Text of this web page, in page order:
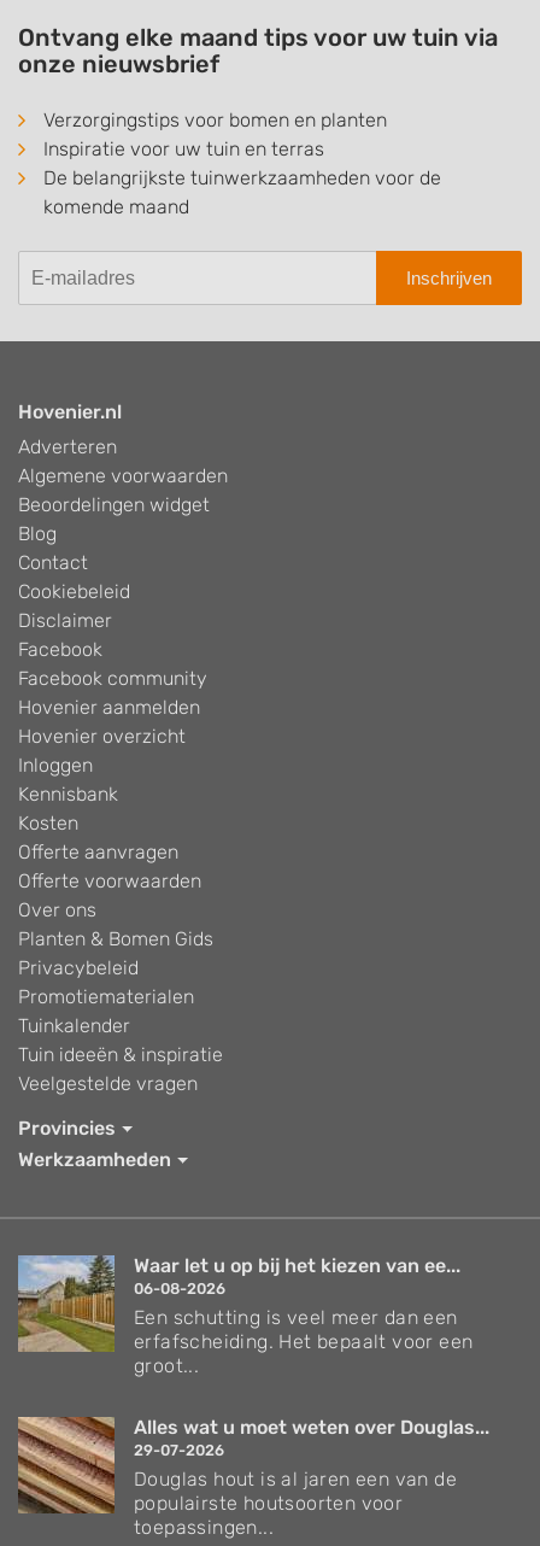
Ontvang elke maand tips voor uw tuin via
onze nieuwsbrief
Verzorgingstips voor bomen en planten
Inspiratie voor uw tuin en terras
De belangrijkste tuinwerkzaamheden voor de
komende maand
Inschrijven
Hovenier.nl
Adverteren
Algemene voorwaarden
Beoordelingen widget
Blog
Contact
Cookiebeleid
Disclaimer
Facebook
Facebook community
Hovenier aanmelden
Hovenier overzicht
Inloggen
Kennisbank
Kosten
Offerte aanvragen
Offerte voorwaarden
Over ons
Planten & Bomen Gids
Privacybeleid
Promotiematerialen
Tuinkalender
Tuin ideeën & inspiratie
Veelgestelde vragen
Provincies
Werkzaamheden
Waar let u op bij het kiezen van ee...
06-08-2026
Een schutting is veel meer dan een
erfafscheiding. Het bepaalt voor een
groot...
Alles wat u moet weten over Douglas...
29-07-2026
Douglas hout is al jaren een van de
populairste houtsoorten voor
toepassingen...